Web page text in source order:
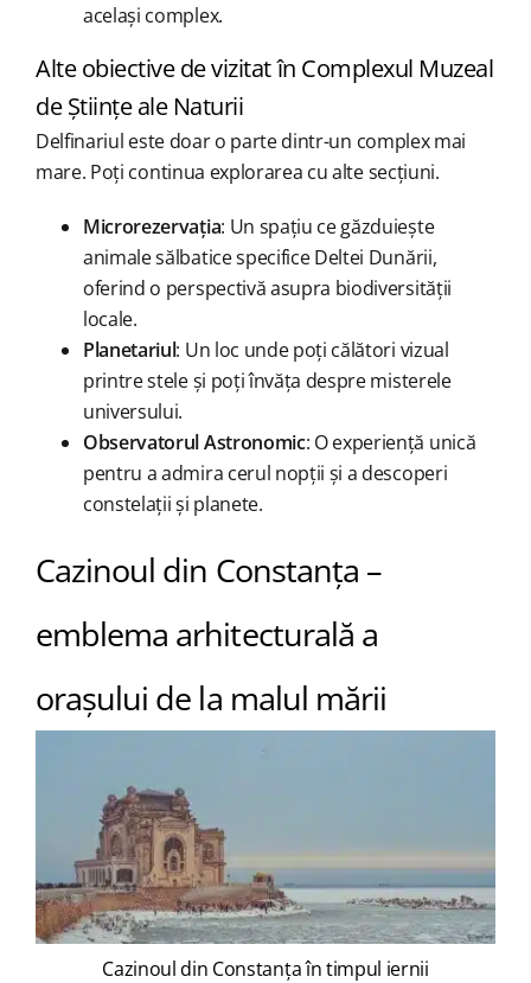
același complex.
Alte obiective de vizitat în Complexul Muzeal
de Științe ale Naturii
Delfinariul este doar o parte dintr-un complex mai
mare. Poți continua explorarea cu alte secțiuni.
Microrezervația: Un spațiu ce găzduiește
animale sălbatice specifice Deltei Dunării,
oferind o perspectivă asupra biodiversității
locale.
Planetariul: Un loc unde poți călători vizual
printre stele și poți învăța despre misterele
universului.
Observatorul Astronomic: O experiență unică
pentru a admira cerul nopții și a descoperi
constelații și planete.
Cazinoul din Constanța –
emblema arhitecturală a
orașului de la malul mării
Cazinoul din Constanța în timpul iernii